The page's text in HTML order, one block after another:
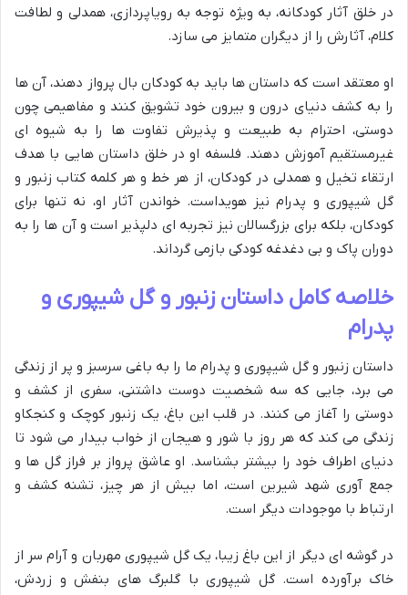
در خلق آثار کودکانه، به ویژه توجه به رویاپردازی، همدلی و لطافت
کلام، آثارش را از دیگران متمایز می سازد.
او معتقد است که داستان ها باید به کودکان بال پرواز دهند، آن ها
را به کشف دنیای درون و بیرون خود تشویق کنند و مفاهیمی چون
دوستی، احترام به طبیعت و پذیرش تفاوت ها را به شیوه ای
غیرمستقیم آموزش دهند. فلسفه او در خلق داستان هایی با هدف
ارتقاء تخیل و همدلی در کودکان، از هر خط و هر کلمه کتاب زنبور و
گل شیپوری و پدرام نیز هویداست. خواندن آثار او، نه تنها برای
کودکان، بلکه برای بزرگسالان نیز تجربه ای دلپذیر است و آن ها را به
دوران پاک و بی دغدغه کودکی بازمی گرداند.
خلاصه کامل داستان زنبور و گل شیپوری و
پدرام
داستان زنبور و گل شیپوری و پدرام ما را به باغی سرسبز و پر از زندگی
می برد، جایی که سه شخصیت دوست داشتنی، سفری از کشف و
دوستی را آغاز می کنند. در قلب این باغ، یک زنبور کوچک و کنجکاو
زندگی می کند که هر روز با شور و هیجان از خواب بیدار می شود تا
دنیای اطراف خود را بیشتر بشناسد. او عاشق پرواز بر فراز گل ها و
جمع آوری شهد شیرین است، اما بیش از هر چیز، تشنه کشف و
ارتباط با موجودات دیگر است.
در گوشه ای دیگر از این باغ زیبا، یک گل شیپوری مهربان و آرام سر از
خاک برآورده است. گل شیپوری با گلبرگ های بنفش و زردش،